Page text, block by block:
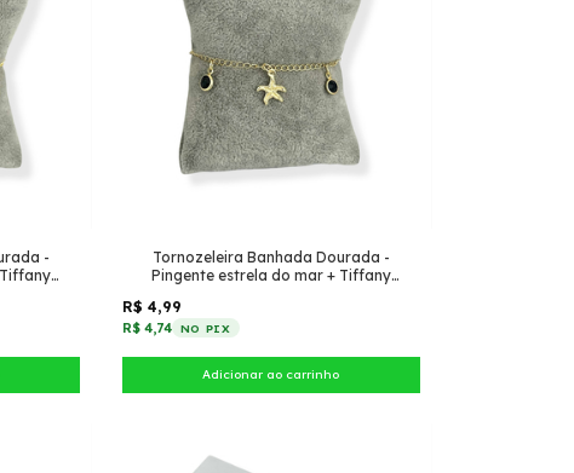
-
Tornozeleira Banhada Dourada -
Pingente estrela do mar + Tiffany
R$ 4,99
R$ 4,74 NO PIX